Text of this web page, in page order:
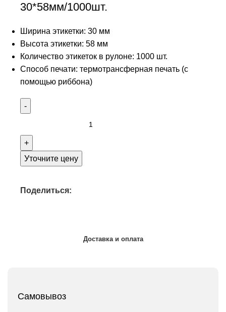
30*58мм/1000шт.
Ширина этикетки: 30 мм
Высота этикетки: 58 мм
Количество этикеток в рулоне: 1000 шт.
Способ печати: термотрансферная печать (с
помощью риббона)
Уточните цену
Поделиться:
Доставка и оплата
Самовывоз